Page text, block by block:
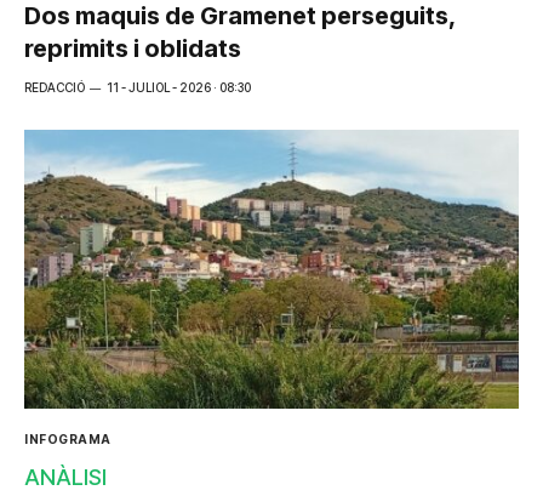
Dos maquis de Gramenet perseguits,
reprimits i oblidats
REDACCIÓ 11 - JULIOL - 2026 · 08:30
INFOGRAMA
ANÀLISI